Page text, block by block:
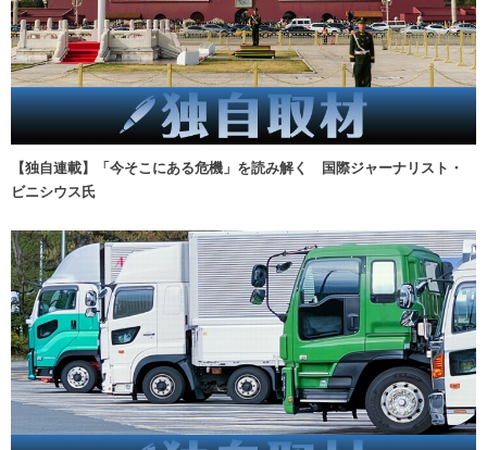
【独自連載】「今そこにある危機」を読み解く 国際ジャーナリスト・
ビニシウス氏